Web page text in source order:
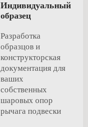
Индивидуальный
образец
Разработка
образцов и
конструкторская
документация для
ваших
собственных
шаровых опор
рычага подвески